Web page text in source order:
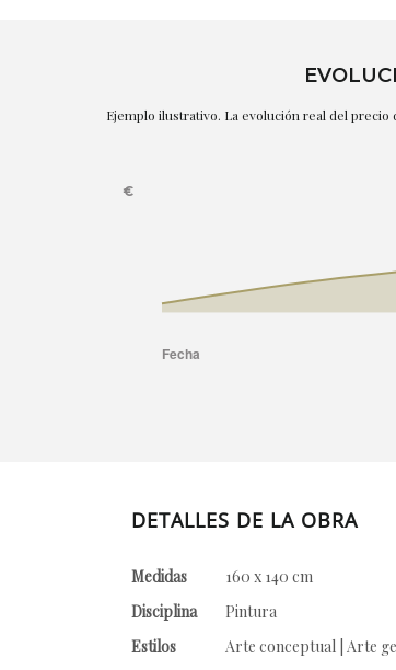
Ejemplo ilustrativo. La evolución real del
DETALLES DE LA OBRA
Medidas
160 x 140 cm
Disciplina
Pintura
Estilos
Arte conceptual | Arte